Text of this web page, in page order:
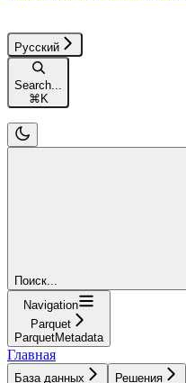
Русский
Search...
⌘K
Поиск...
Navigation
Parquet
ParquetMetadata
Главная
База данных Решения